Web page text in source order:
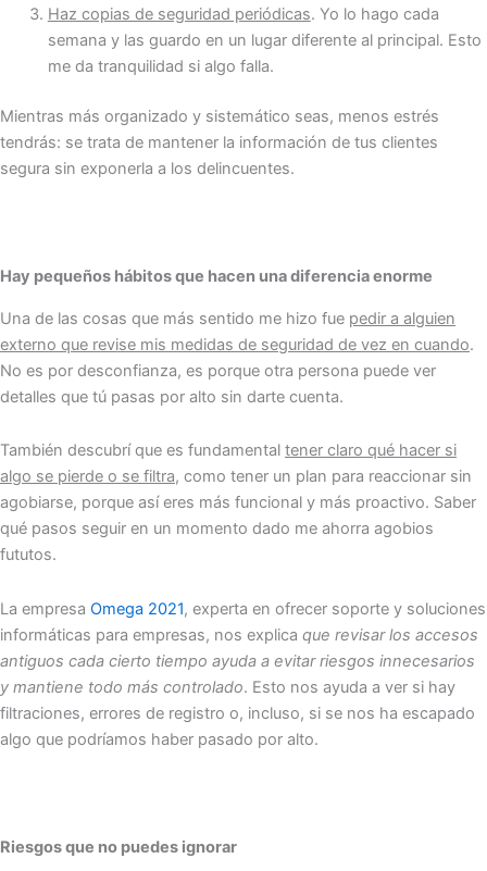
Haz copias de seguridad periódicas. Yo lo hago cada
semana y las guardo en un lugar diferente al principal. Esto
me da tranquilidad si algo falla.
Mientras más organizado y sistemático seas, menos estrés
tendrás: se trata de mantener la información de tus clientes
segura sin exponerla a los delincuentes.
Hay pequeños hábitos que hacen una diferencia enorme
Una de las cosas que más sentido me hizo fue pedir a alguien
externo que revise mis medidas de seguridad de vez en cuando.
No es por desconfianza, es porque otra persona puede ver
detalles que tú pasas por alto sin darte cuenta.
También descubrí que es fundamental tener claro qué hacer si
algo se pierde o se filtra, como tener un plan para reaccionar sin
agobiarse, porque así eres más funcional y más proactivo. Saber
qué pasos seguir en un momento dado me ahorra agobios
fututos.
La empresa Omega 2021, experta en ofrecer soporte y soluciones
informáticas para empresas, nos explica que revisar los accesos
antiguos cada cierto tiempo ayuda a evitar riesgos innecesarios
y mantiene todo más controlado. Esto nos ayuda a ver si hay
filtraciones, errores de registro o, incluso, si se nos ha escapado
algo que podríamos haber pasado por alto.
Riesgos que no puedes ignorar